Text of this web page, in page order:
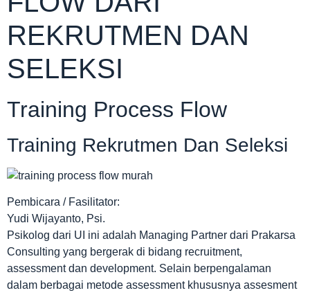
REKRUTMEN DAN
SELEKSI
Training Process Flow
Training Rekrutmen Dan Seleksi
Pembicara / Fasilitator:
Yudi Wijayanto, Psi.
Psikolog dari UI ini adalah Managing Partner dari Prakarsa
Consulting yang bergerak di bidang recruitment,
assessment dan development. Selain berpengalaman
dalam berbagai metode assessment khususnya assesment